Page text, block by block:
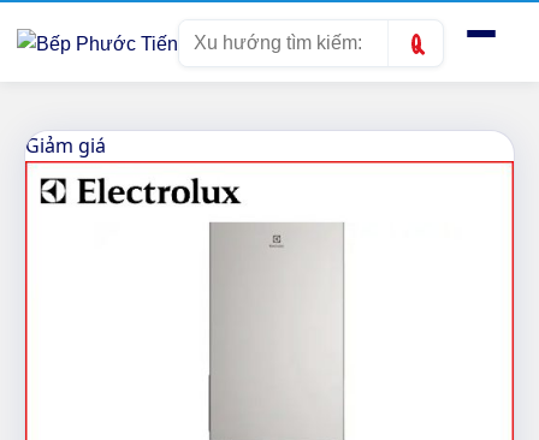
Tìm
kiếm
Giảm giá